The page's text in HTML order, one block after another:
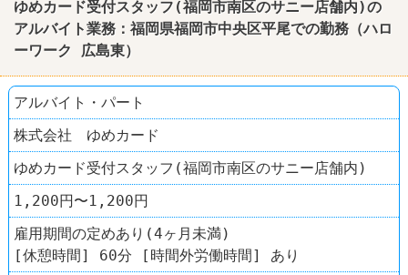
ゆめカード受付スタッフ(福岡市南区のサニー店舗内)の
アルバイト業務：福岡県福岡市中央区平尾での勤務（ハロ
ーワーク
広島東）
アルバイト・パート
株式会社 ゆめカード
ゆめカード受付スタッフ(福岡市南区のサニー店舗内)
1,200円〜1,200円
雇用期間の定めあり(4ヶ月未満)
[休憩時間] 60分 [時間外労働時間] あり